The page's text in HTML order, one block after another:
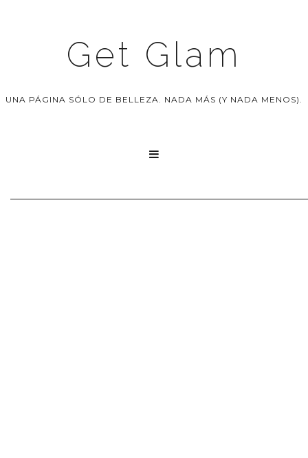
Get Glam
UNA PÁGINA SÓLO DE BELLEZA. NADA MÁS (Y NADA MENOS).
